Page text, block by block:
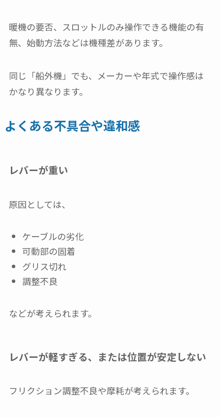
暖機の要否、スロットルのみ操作できる機能の有
無、始動方法などは機種差があります。
同じ「船外機」でも、メーカーや年式で操作感は
かなり異なります。
よくある不具合や違和感
レバーが重い
原因としては、
ケーブルの劣化
可動部の固着
グリス切れ
調整不良
などが考えられます。
レバーが軽すぎる、または位置が安定しない
フリクション調整不良や摩耗が考えられます。